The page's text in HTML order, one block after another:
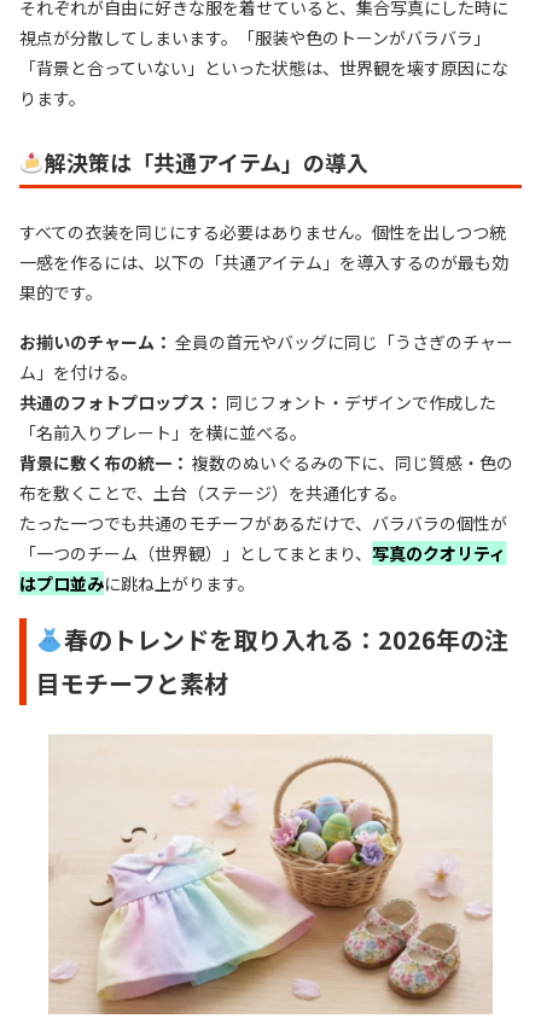
それぞれが自由に好きな服を着せていると、集合写真にした時に
視点が分散してしまいます。「服装や色のトーンがバラバラ」
「背景と合っていない」といった状態は、世界観を壊す原因にな
ります。
解決策は「共通アイテム」の導入
すべての衣装を同じにする必要はありません。個性を出しつつ統
一感を作るには、以下の「共通アイテム」を導入するのが最も効
果的です。
お揃いのチャーム： 全員の首元やバッグに同じ「うさぎのチャー
ム」を付ける。
共通のフォトプロップス： 同じフォント・デザインで作成した
「名前入りプレート」を横に並べる。
背景に敷く布の統一： 複数のぬいぐるみの下に、同じ質感・色の
布を敷くことで、土台（ステージ）を共通化する。
たった一つでも共通のモチーフがあるだけで、バラバラの個性が
「一つのチーム（世界観）」としてまとまり、 写真のクオリティ
はプロ並みに跳ね上がります。
春のトレンドを取り入れる：2026年の注
目モチーフと素材